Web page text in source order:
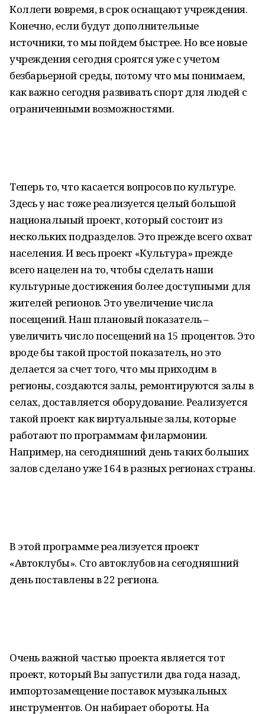
Коллеги вовремя, в срок оснащают учреждения.
Конечно, если будут дополнительные
источники, то мы пойдем быстрее. Но все новые
учреждения сегодня сроятся уже с учетом
безбарьерной среды, потому что мы понимаем,
как важно сегодня развивать спорт для людей с
ограниченными возможностями.
Теперь то, что касается вопросов по культуре.
Здесь у нас тоже реализуется целый большой
национальный проект, который состоит из
нескольких подразделов. Это прежде всего охват
населения. И весь проект «Культура» прежде
всего нацелен на то, чтобы сделать наши
культурные достижения более доступными для
жителей регионов. Это увеличение числа
посещений. Наш плановый показатель –
увеличить число посещений на 15 процентов. Это
вроде бы такой простой показатель, но это
делается за счет того, что мы приходим в
регионы, создаются залы, ремонтируются залы в
селах, доставляется оборудование. Реализуется
такой проект как виртуальные залы, которые
работают по программам филармонии.
Например, на сегодняшний день таких больших
залов сделано уже 164 в разных регионах страны.
В этой программе реализуется проект
«Автоклубы». Сто автоклубов на сегодняшний
день поставлены в 22 региона.
Очень важной частью проекта является тот
проект, который Вы запустили два года назад,
импортозамещение поставок музыкальных
инструментов. Он набирает обороты. На